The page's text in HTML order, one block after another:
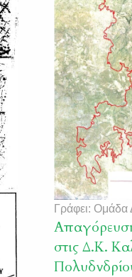
Γράφει:
στις Δ.Κ.